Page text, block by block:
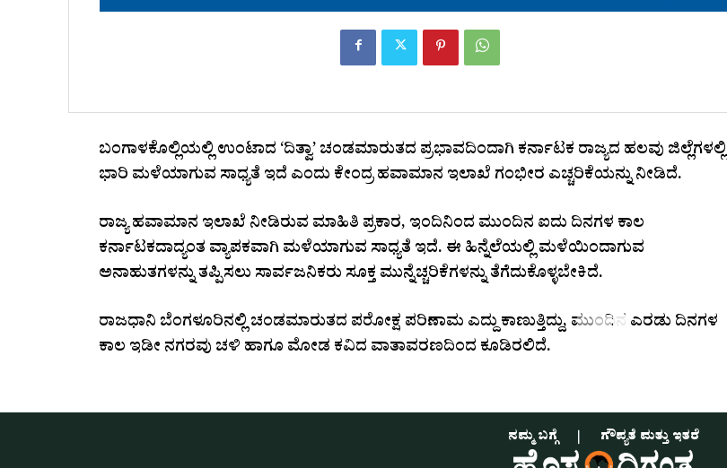
ಬಂಗಾಳಕೊಲ್ಲಿಯಲ್ಲಿ ಉಂಟಾದ ‘ದಿತ್ವಾ’ ಚಂಡಮಾರುತದ ಪ್ರಭಾವದಿಂದಾಗಿ ಕರ್ನಾಟಕ ರಾಜ್ಯದ ಹಲವು ಜಿಲ್ಲೆಗಳಲ್ಲಿ
ಭಾರಿ ಮಳೆಯಾಗುವ ಸಾಧ್ಯತೆ ಇದೆ ಎಂದು ಕೇಂದ್ರ ಹವಾಮಾನ ಇಲಾಖೆ ಗಂಭೀರ ಎಚ್ಚರಿಕೆಯನ್ನು ನೀಡಿದೆ.
ರಾಜ್ಯ ಹವಾಮಾನ ಇಲಾಖೆ ನೀಡಿರುವ ಮಾಹಿತಿ ಪ್ರಕಾರ, ಇಂದಿನಿಂದ ಮುಂದಿನ ಐದು ದಿನಗಳ ಕಾಲ
ಕರ್ನಾಟಕದಾದ್ಯಂತ ವ್ಯಾಪಕವಾಗಿ ಮಳೆಯಾಗುವ ಸಾಧ್ಯತೆ ಇದೆ. ಈ ಹಿನ್ನೆಲೆಯಲ್ಲಿ ಮಳೆಯಿಂದಾಗುವ
ಅನಾಹುತಗಳನ್ನು ತಪ್ಪಿಸಲು ಸಾರ್ವಜನಿಕರು ಸೂಕ್ತ ಮುನ್ನೆಚ್ಚರಿಕೆಗಳನ್ನು ತೆಗೆದುಕೊಳ್ಳಬೇಕಿದೆ.
ರಾಜಧಾನಿ ಬೆಂಗಳೂರಿನಲ್ಲಿ ಚಂಡಮಾರುತದ ಪರೋಕ್ಷ ಪರಿಣಾಮ ಎದ್ದು ಕಾಣುತ್ತಿದ್ದು, ಮುಂದಿನ ಎರಡು ದಿನಗಳ
ಕಾಲ ಇಡೀ ನಗರವು ಚಳಿ ಹಾಗೂ ಮೋಡ ಕವಿದ ವಾತಾವರಣದಿಂದ ಕೂಡಿರಲಿದೆ.
ನಮ್ಮ ಬಗ್ಗೆ ಗೌಪ್ಯತೆ ಮತ್ತು ಇತರೆ